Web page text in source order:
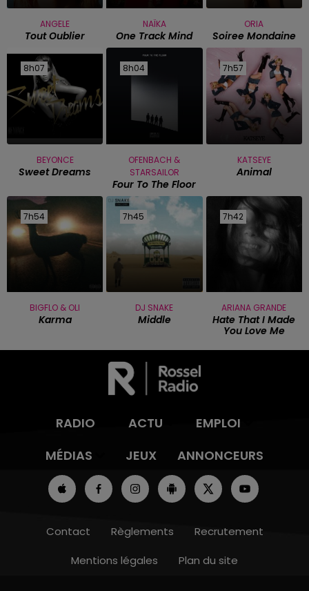
ANGELE
Tout Oublier
NAÏKA
One Track Mind
ORIA
Soiree Mondaine
8h07
8h07
BEYONCE
Sweet Dreams
8h04
8h04
OFENBACH &
STARSAILOR
Four To The Floor
7h57
7h57
KATSEYE
Animal
7h54
7h54
BIGFLO & OLI
Karma
7h45
7h45
DJ SNAKE
Middle
7h42
7h42
ARIANA GRANDE
Hate That I Made
You Love Me
RADIO ACTU
EMPLOI
MÉDIAS
JEUX ANNONCEURS
Contact Règlements
Recrutement
Mentions légales
Plan du site